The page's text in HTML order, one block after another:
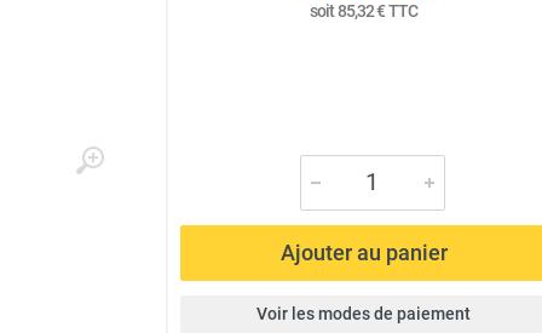
soit85,32 €TTC
Ajouter au panier
Voir les modes de paiement